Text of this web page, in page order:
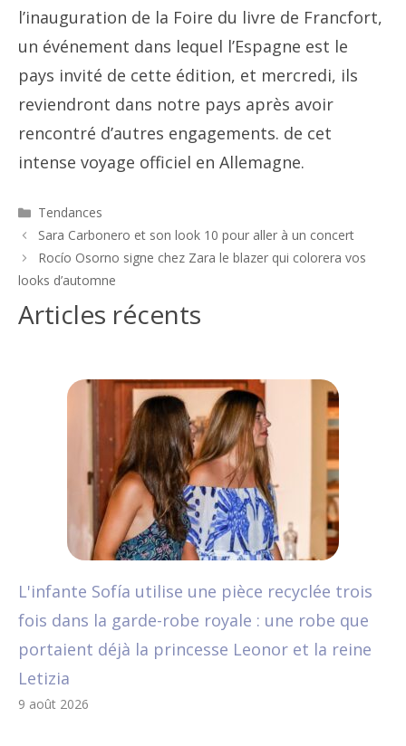
l’inauguration de la Foire du livre de Francfort,
un événement dans lequel l’Espagne est le
pays invité de cette édition, et mercredi, ils
reviendront dans notre pays après avoir
rencontré d’autres engagements. de cet
intense voyage officiel en Allemagne.
Catégories
Tendances
Navigation
des
Sara Carbonero et son look 10 pour aller à un concert
Rocío Osorno signe chez Zara le blazer qui colorera vos
looks d’automne
Articles récents
L'infante Sofía utilise une pièce recyclée trois
fois dans la garde-robe royale : une robe que
portaient déjà la princesse Leonor et la reine
Letizia
9 août 2026